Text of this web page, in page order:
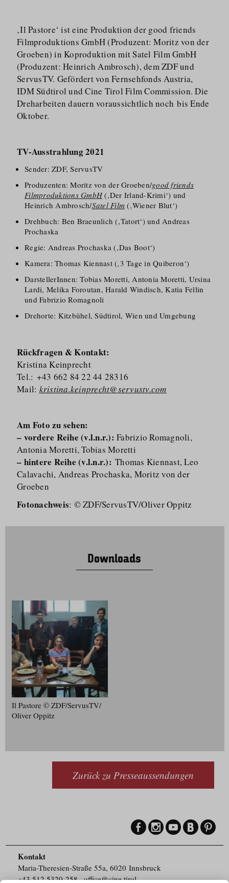
‚Il Pastore‘ ist eine Produktion der good friends
Filmproduktions GmbH (Produzent: Moritz von der
Groeben) in Koproduktion mit Satel Film GmbH
(Produzent: Heinrich Ambrosch), dem ZDF und
ServusTV. Gefördert von Fernsehfonds Austria,
IDM Südtirol und Cine Tirol Film Commission. Die
Dreharbeiten dauern voraussichtlich noch bis Ende
Oktober.
TV-Ausstrahlung 2021
Sender: ZDF, ServusTV
Produzenten: Moritz von der Groeben/good friends
Filmproduktions GmbH(‚Der Irland-Krimi‘) und
Heinrich Ambrosch/Satel Film (‚Wiener Blut‘)
Drehbuch: Ben Braeunlich (‚Tatort‘) und Andreas
Prochaska
Regie: Andreas Prochaska (‚Das Boot‘)
Kamera: Thomas Kiennast (‚3 Tage in Quiberon‘)
DarstellerInnen: Tobias Moretti, Antonia Moretti, Ursina
Lardi, Melika Foroutan, Harald Windisch, Katia Fellin
und Fabrizio Romagnoli
Drehorte: Kitzbühel, Südtirol, Wien und Umgebung
Rückfragen & Kontakt:
Kristina Keinprecht
Tel.: +43 662 84 22 44 28316
Mail: kristina.keinprecht@servustv.com
Am Foto zu sehen:
– vordere Reihe (v.l.n.r.):Fabrizio Romagnoli,
Antonia Moretti, Tobias Moretti
– hintere Reihe (v.l.n.r.):Thomas Kiennast, Leo
Calavachi, Andreas Prochaska, Moritz von der
Groeben
Fotonachweis: © ZDF/​ServusTV/​Oliver Oppitz
Downloads
Il Pastore © ZDF/​ServusTV/​
Oliver Oppitz
Zurück zu Presseaussendungen
Kontakt
Maria-Theresien-Straße 55a, 6020 Innsbruck
+43.512.5320-258,office@cine.tirol